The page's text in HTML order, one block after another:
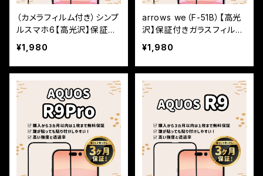
（カメラフィルム付き）シンプ
ルスマホ6【高光沢】保証付
きガラスフィルム『鎧』全面
フルカバー
¥1,980
arrows we（F-51B）【高光
沢】保証付きガラスフィルム
『鎧』全面フルカバー
¥1,980